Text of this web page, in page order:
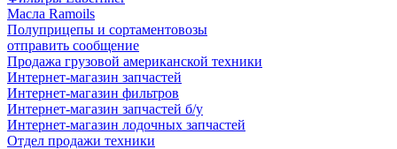
Масла Ramoils
Полуприцепы и сортаментовозы
отправить сообщение
Продажа грузовой американской техники
Интернет-магазин запчастей
Интернет-магазин фильтров
Интернет-магазин запчастей б/у
Интернет-магазин лодочных запчастей
Отдел продажи техники